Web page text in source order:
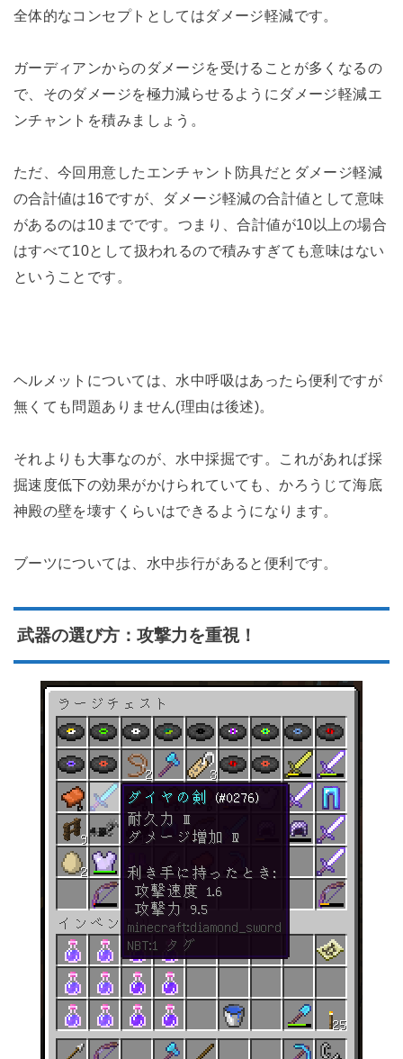
全体的なコンセプトとしてはダメージ軽減です。
ガーディアンからのダメージを受けることが多くなるの
で、そのダメージを極力減らせるようにダメージ軽減エ
ンチャントを積みましょう。
ただ、今回用意したエンチャント防具だとダメージ軽減
の合計値は16ですが、ダメージ軽減の合計値として意味
があるのは10までです。つまり、合計値が10以上の場合
はすべて10として扱われるので積みすぎても意味はない
ということです。
ヘルメットについては、水中呼吸はあったら便利ですが
無くても問題ありません(理由は後述)。
それよりも大事なのが、水中採掘です。これがあれば採
掘速度低下の効果がかけられていても、かろうじて海底
神殿の壁を壊すくらいはできるようになります。
ブーツについては、水中歩行があると便利です。
武器の選び方：攻撃力を重視！